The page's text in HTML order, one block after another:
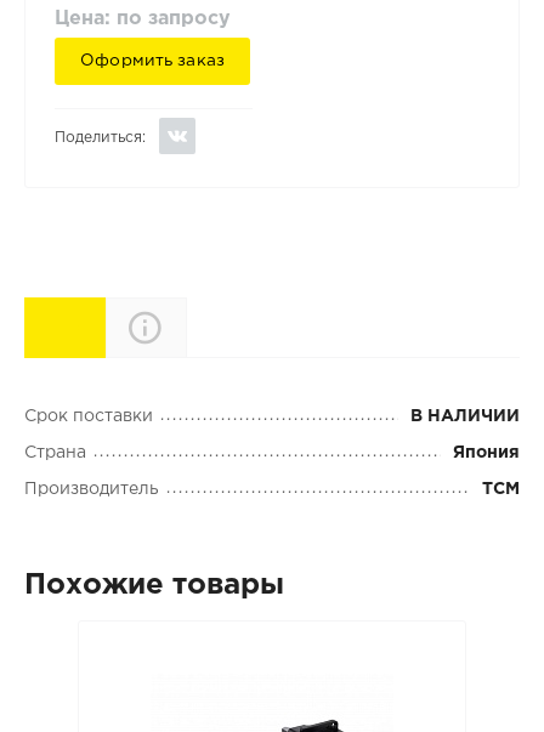
Цена: по запросу
Оформить заказ
Поделиться:
Характеристики
Срок поставки В НАЛИЧИИ
Страна Япония
Производитель TCM
Похожие товары